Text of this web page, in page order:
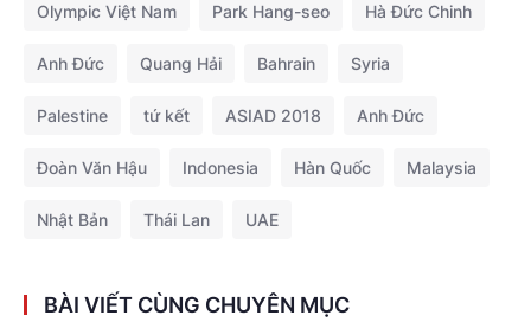
Olympic Việt Nam Park Hang-seo Hà Đức Chinh
Anh Đức Quang Hải Bahrain Syria
Palestine tứ kết ASIAD 2018 Anh Đức
Đoàn Văn Hậu Indonesia Hàn Quốc Malaysia
Nhật Bản Thái Lan UAE
BÀI VIẾT CÙNG CHUYÊN MỤC